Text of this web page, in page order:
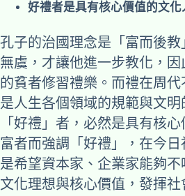
好禮者是具有核心價值的文化
孔子的治國理念是「富而後
無虞，才讓他進一步教化，
的貧者修習禮樂。而禮在周
是人生各個領域的規範與文
「好禮」者，必然是具有核
富者而強調「好禮」，在今
是希望資本家、企業家能夠
文化理想與核心價值，發揮